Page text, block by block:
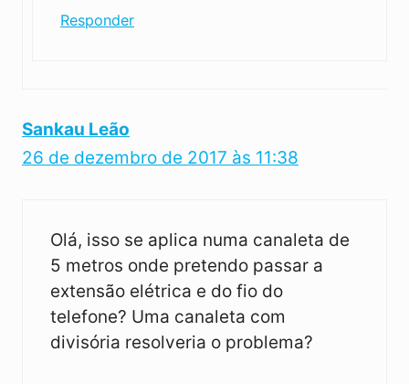
Responder
Sankau Leão
26 de dezembro de 2017 às 11:38
Olá, isso se aplica numa canaleta de
5 metros onde pretendo passar a
extensão elétrica e do fio do
telefone? Uma canaleta com
divisória resolveria o problema?